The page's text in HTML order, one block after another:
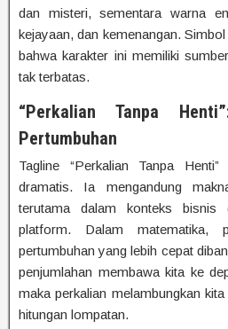
dan misteri, sementara warna
kejayaan, dan kemenangan.
bahwa karakter ini memiliki
tak terbatas.
“Perkalian Tanpa
Pertumbuhan
Tagline “Perkalian Tanpa
dramatis. Ia mengandung
terutama dalam konteks bisnis
platform. Dalam matematika,
pertumbuhan yang lebih cepat
penjumlahan membawa kita ke
maka perkalian melambungkan
hitungan lompatan.